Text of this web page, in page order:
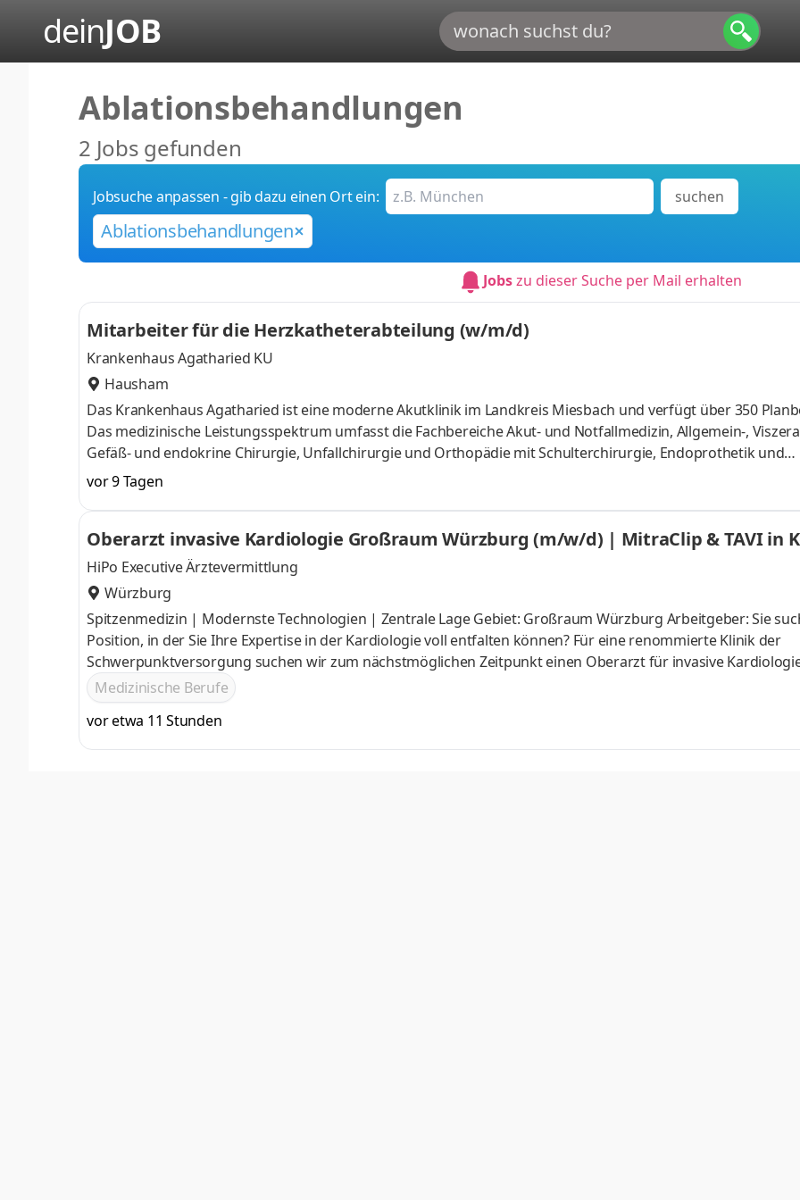
deinJOB
Ablationsbehandlungen
2 Jobs gefunden
Jobsuche anpassen - gib dazu einen Ort ein: suchen
Ablationsbehandlungen
Jobszu dieser Suche per Mail erhalten
Mitarbeiter für die Herzkatheterabteilung (w/m/d)
Krankenhaus Agatharied KU
Hausham
Das Krankenhaus Agatharied ist eine moderne Akutklinik im Landkreis Miesbach und verfügt über 350
Das medizinische Leistungsspektrum umfasst die Fachbereiche Akut- und Notfallmedizin, Allgemein-,
Gefäß- und endokrine Chirurgie, Unfallchirurgie und Orthopädie mit Schulterchirurgie, Endoprothetik und
Alterstraumatologie, Kardiologie, Gastroenterologie, Neurologie, Geriatrie, Gynäkologie und Geburtshilfe
Kinder- und Jugendmedizin. Im Haus integriert sind Praxen für Orthopädie, Gynäkologie, Radiologie,
Strahlenheilkunde. Das Krankenhaus Agatharied ist außerdem Akademisches Lehrkrankenhaus der LMU
betreibt das ambulante OP-Zentrum Oberland sowie
vor 9 Tagen
Oberarzt invasive Kardiologie Großraum Würzburg (m/w/d) | MitraClip & TAVI in Kooperation im Großraum
Würzburg
HiPo Executive Ärztevermittlung
Würzburg
Spitzenmedizin | Modernste Technologien | Zentrale Lage Gebiet: Großraum Würzburg Arbeitgeber: Sie
Position, in der Sie Ihre Expertise in der Kardiologie voll entfalten können? Für eine renommierte Klinik der
Schwerpunktversorgung suchen wir zum nächstmöglichen Zeitpunkt einen Oberarzt für invasive
Großraum Würzburg (m/w/d). Das Klinikum mit über 300 Betten und einem hochmotivierten Team bietet
medizinische Versorgung auf höchstem Niveau und befindet sich in attraktiver Lage nahe und täglich
Würzburg.
Medizinische Berufe
vor etwa 11 Stunden